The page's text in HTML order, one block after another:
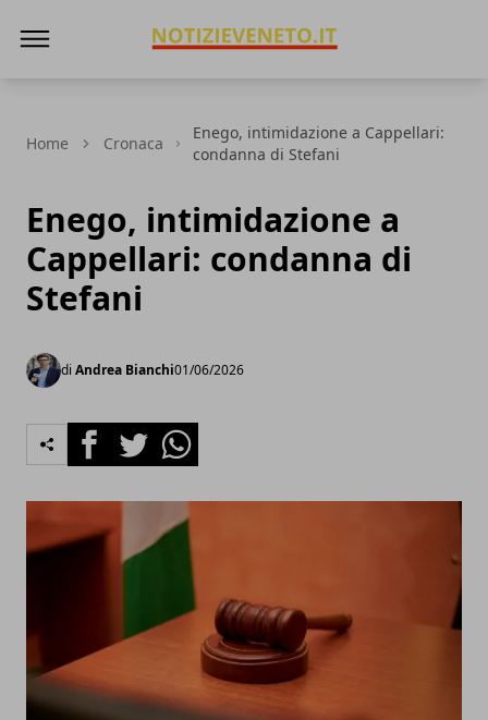
Home Cronaca
Enego, intimidazione a Cappellari:
condanna di Stefani
Enego, intimidazione a
Cappellari: condanna di
Stefani
di Andrea Bianchi01/06/2026
FacebookTwitterWhatsapp